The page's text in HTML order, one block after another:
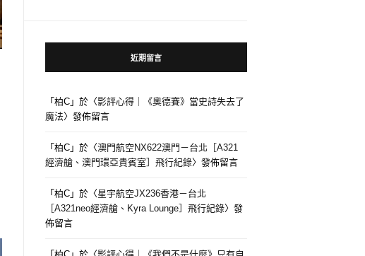
近期留言
「柏C 」於〈影評心得｜《奧德賽》當史詩失去了
魔法〉發佈留言
「柏C 」於〈澳門航空NX622澳門－台北［A321
經濟艙、澳門環亞貴賓室］飛行紀錄〉發佈留言
「柏C 」於〈星宇航空JX236香港－台北
［A321neo經濟艙、Kyra Lounge］飛行紀錄〉發
佈留言